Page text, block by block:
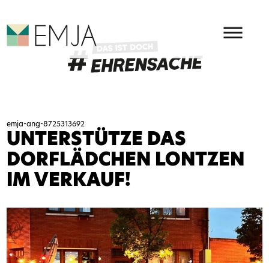
HAUPMENÜ
EMJA - EHRENAMT IN
emja-ang-8725313692
UNTERSTÜTZE DAS
DORFLÄDCHEN LONTZEN
IM VERKAUF!